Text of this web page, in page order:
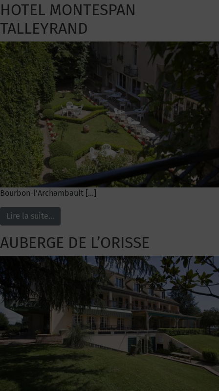
HOTEL MONTESPAN
TALLEYRAND
Bourbon-l’Archambault […]
Lire la suite…
AUBERGE DE L’ORISSE